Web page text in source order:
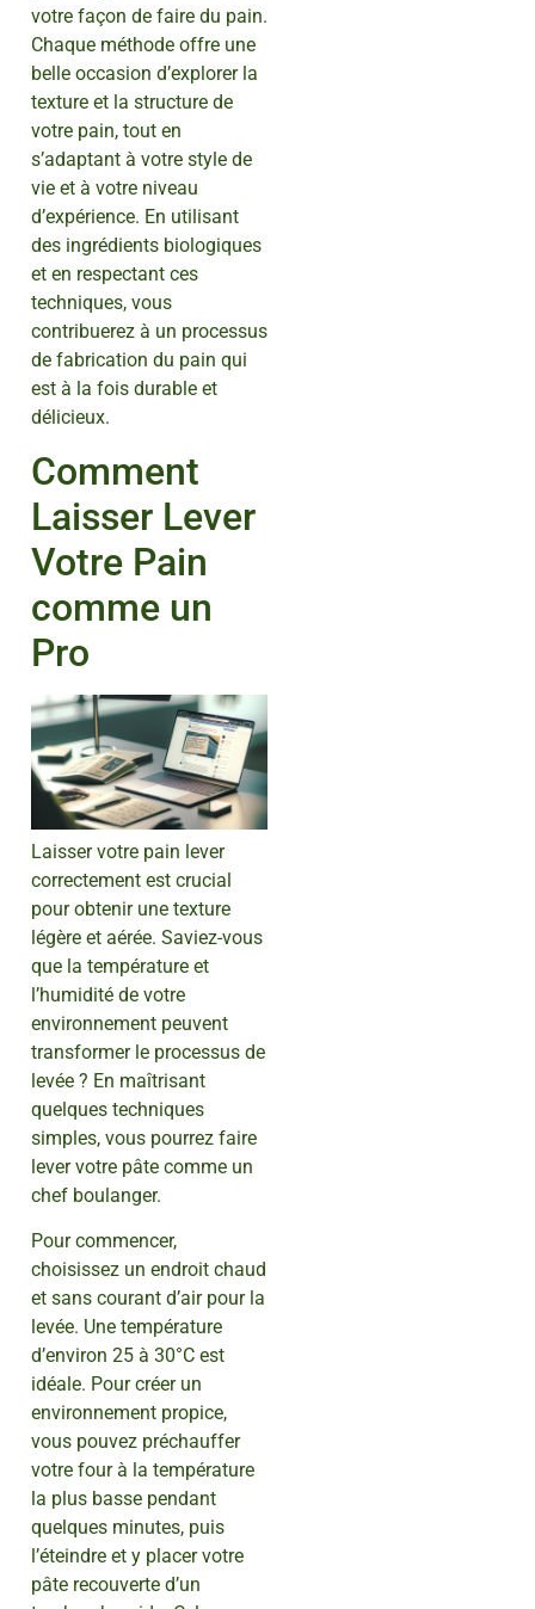
votre façon de faire du pain.
Chaque méthode offre une
belle occasion d’explorer la
texture et la structure de
votre pain, tout en
s’adaptant à votre style de
vie et à votre niveau
d’expérience. En utilisant
des ingrédients biologiques
et en respectant ces
techniques, vous
contribuerez à un processus
de fabrication du pain qui
est à la fois durable et
délicieux.
Comment
Laisser Lever
Votre Pain
comme un
Pro
Laisser votre pain lever
correctement est crucial
pour obtenir une texture
légère et aérée. Saviez-vous
que la température et
l’humidité de votre
environnement peuvent
transformer le processus de
levée ? En maîtrisant
quelques techniques
simples, vous pourrez faire
lever votre pâte comme un
chef boulanger.
Pour commencer,
choisissez un endroit chaud
et sans courant d’air pour la
levée. Une température
d’environ 25 à 30°C est
idéale. Pour créer un
environnement propice,
vous pouvez préchauffer
votre four à la température
la plus basse pendant
quelques minutes, puis
l’éteindre et y placer votre
pâte recouverte d’un